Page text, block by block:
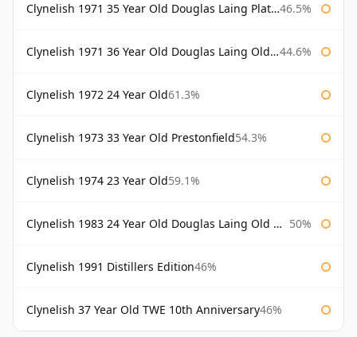
Clynelish 1971 35 Year Old Douglas Laing Platinum Selection 46.5%
Clynelish 1971 36 Year Old Douglas Laing Old Malt Cask 44.6%
Clynelish 1972 24 Year Old61.3%
Clynelish 1973 33 Year Old Prestonfield54.3%
Clynelish 1974 23 Year Old59.1%
Clynelish 1983 24 Year Old Douglas Laing Old Malt Cask 50%
Clynelish 1991 Distillers Edition46%
Clynelish 37 Year Old TWE 10th Anniversary46%